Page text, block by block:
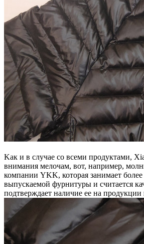
Kак и в случае со всеми продуктами,
внимания мелочам, вот, например,
компании YKK, которая занимает
выпускаемой фурнитуры и считается
подтверждает наличие ее на